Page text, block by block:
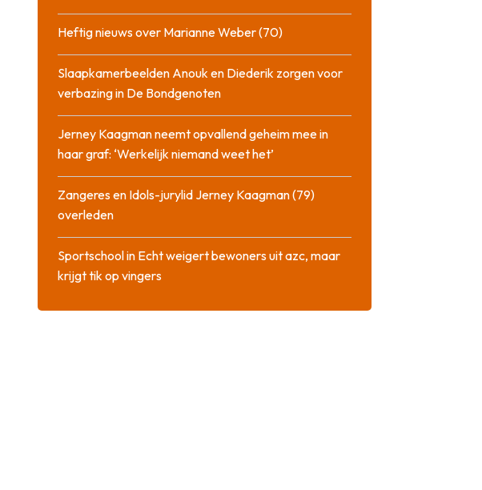
Heftig nieuws over Marianne Weber (70)
Slaapkamerbeelden Anouk en Diederik zorgen voor
verbazing in De Bondgenoten
Jerney Kaagman neemt opvallend geheim mee in
haar graf: ‘Werkelijk niemand weet het’
Zangeres en Idols-jurylid Jerney Kaagman (79)
overleden
Sportschool in Echt weigert bewoners uit azc, maar
krijgt tik op vingers